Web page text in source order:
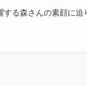
る森さんの素顔に迫